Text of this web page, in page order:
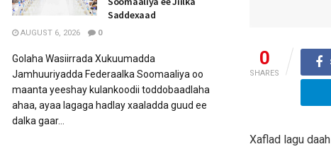
0
SHARES
Xaflad lagu
Saddexaad
AUGUST 6, 2026 0
Golaha Wasiirrada Xukuumadda
Jamhuuriyadda Federaalka Soomaaliya oo
maanta yeeshay kulankoodii toddobaadlaha
ahaa, ayaa lagaga hadlay xaaladda guud ee
dalka gaar...